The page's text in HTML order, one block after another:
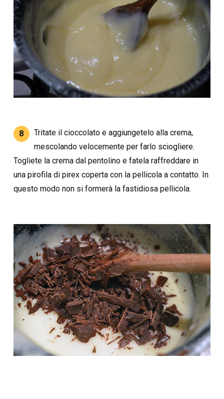
8
Tritate il cioccolato e aggiungetelo alla crema,
mescolando velocemente per farlo sciogliere.
Togliete la crema dal pentolino e fatela raffreddare in
una pirofila di pirex coperta con la pellicola a contatto. In
questo modo non si formerà la fastidiosa pellicola.